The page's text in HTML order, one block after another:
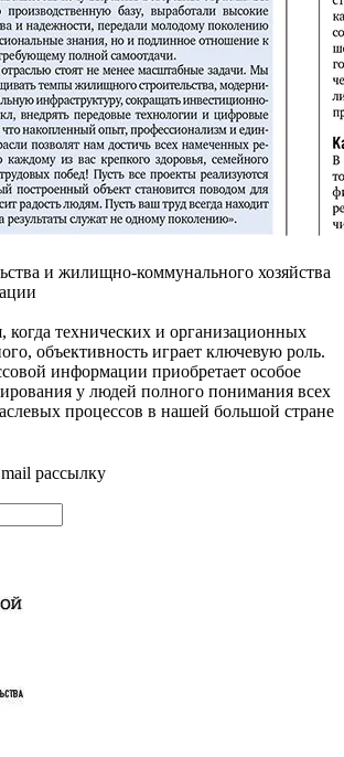
и жилищно-коммунального хозяйства
технических и организационных
объективность играет ключевую роль.
информации приобретает особое
у людей полного понимания всех
процессов в нашей большой стране
рассылку